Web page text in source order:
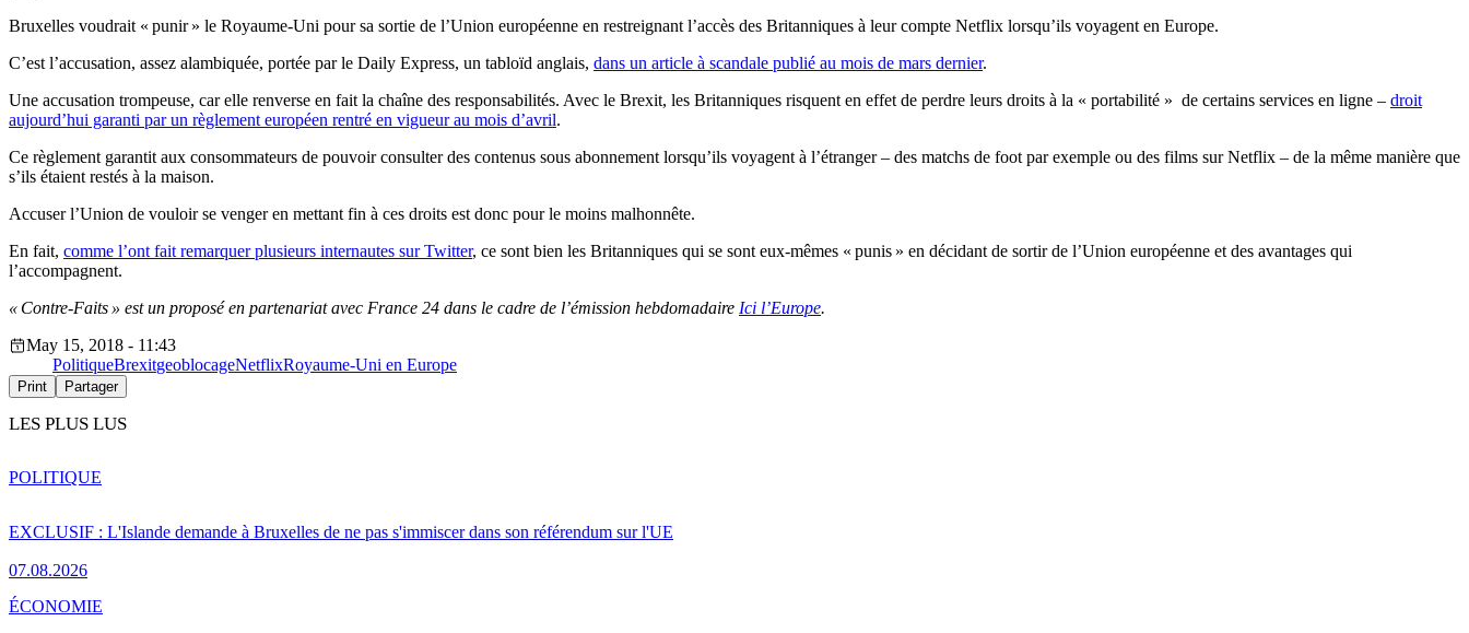
Bruxelles voudrait « punir » le Royaume-Uni pour sa sortie de l’Union européenne en restreignant l’accès des Britanniques à leur compte Netflix lorsqu’ils voyagent en Europe.
C’est l’accusation, assez alambiquée, portée par le Daily Express, un tabloïd anglais, dans un article à scandale publié au mois de mars dernier.
Une accusation trompeuse, car elle renverse en fait la chaîne des responsabilités. Avec le Brexit, les Britanniques risquent en effet de perdre leurs droits à la « portabilité » de certains services en ligne – droit
aujourd’hui garanti par un règlement européen rentré en vigueur au mois d’avril.
Ce règlement garantit aux consommateurs de pouvoir consulter des contenus sous abonnement lorsqu’ils voyagent à l’étranger – des matchs de foot par exemple ou des films sur Netflix – de la même manière que
s’ils étaient restés à la maison.
Accuser l’Union de vouloir se venger en mettant fin à ces droits est donc pour le moins malhonnête.
En fait, comme l’ont fait remarquer plusieurs internautes sur Twitter, ce sont bien les Britanniques qui se sont eux-mêmes « punis » en décidant de sortir de l’Union européenne et des avantages qui
l’accompagnent.
« Contre-Faits » est un proposé en partenariat avec France 24 dans le cadre de l’émission hebdomadaire Ici l’Europe.
May 15, 2018 - 11:43
PolitiqueBrexitgeoblocageNetflixRoyaume-Uni en Europe
Print Partager
LES PLUS LUS
EXCLUSIF : L'Islande demande à Bruxelles de ne pas s'immiscer dans son référendum sur l'UE
07.08.2026
POLITIQUE
ÉCONOMIE